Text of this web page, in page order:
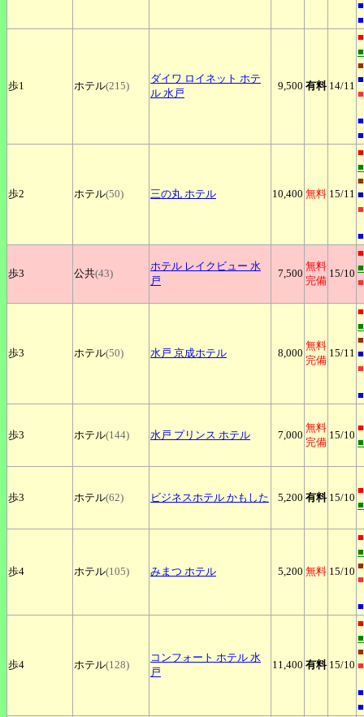
■
■
歩1 ホテル(215)
ダイワ ロイネット ホテ
ル 水戸
9,500 有料 14/11
■
■
■
■
■
■
歩2 ホテル(50) 三の丸 ホテル 10,400 無料 15/11
■
■
■
■
■
歩3 公共(43)
ホテル レイクビュー 水
戸
7,500
無料
完備
15/10
■
■
歩3 ホテル(50) 水戸 京成ホテル 8,000
無料
完備
15/11
■
■
■
■
■
歩3 ホテル(144) 水戸 プリンス ホテル 7,000
無料
完備
15/10
■
歩3 ホテル(62) ビジネスホテル かもした 5,200 有料 15/10
■
歩4 ホテル(105) みまつ ホテル 5,200 無料 15/10
■
■
■
■
歩4 ホテル(128)
コンフォート ホテル 水
戸
11,400 有料 15/10
■
■
■
■
■